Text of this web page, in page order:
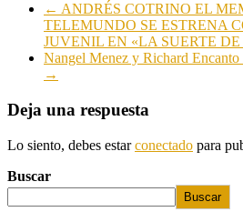
← ANDRÉS COTRINO EL
TELEMUNDO SE ESTRENA
JUVENIL EN «LA SUERTE
Nangel Menez y Richard Encanto
→
Deja una respuesta
Lo siento, debes estarconectado para
Buscar
Buscar